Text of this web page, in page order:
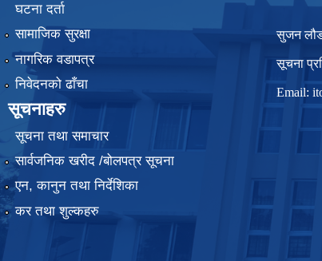
घटना दर्ता
सामाजिक सुरक्षा
नागरिक वडापत्र
निवेदनको ढाँचा
सूचनाहरु
सूचना तथा समाचार
सार्वजनिक खरीद /बोलपत्र सूचना
एन, कानुन तथा निर्देशिका
कर तथा शुल्कहरु
सुजन
सूचना
Email: